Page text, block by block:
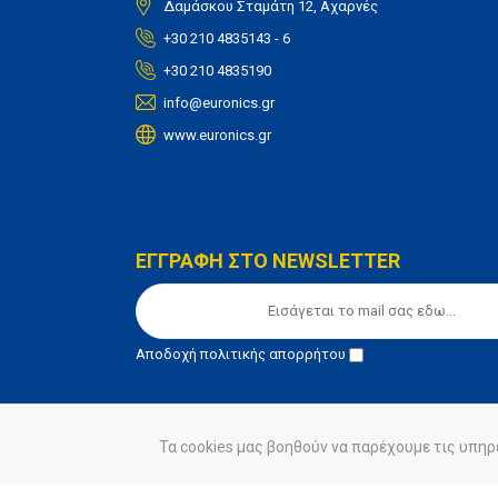
Δαμάσκου Σταμάτη 12, Αχαρνές
+30 210 4835143 - 6
+30 210 4835190
info@euronics.gr
www.euronics.gr
ΕΓΓΡΑΦΗ ΣΤΟ NEWSLETTER
Αποδοχήπολιτικής απορρήτου
© euronics 2020 Όροι Χρήσης Πολιτική
Τα cookies μας βοηθούν να παρέχουμε τις